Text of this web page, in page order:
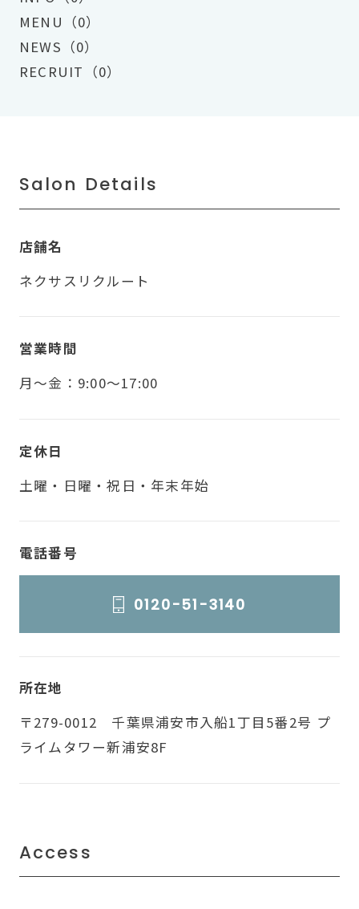
MENU（0）
NEWS（0）
RECRUIT（0）
Salon Details
店舗名
ネクサスリクルート
営業時間
月〜金：9:00～17:00
定休日
土曜・日曜・祝日・年末年始
電話番号
0120-51-3140
所在地
〒279-0012 千葉県浦安市入船1丁目5番2号 プ
ライムタワー新浦安8F
Access